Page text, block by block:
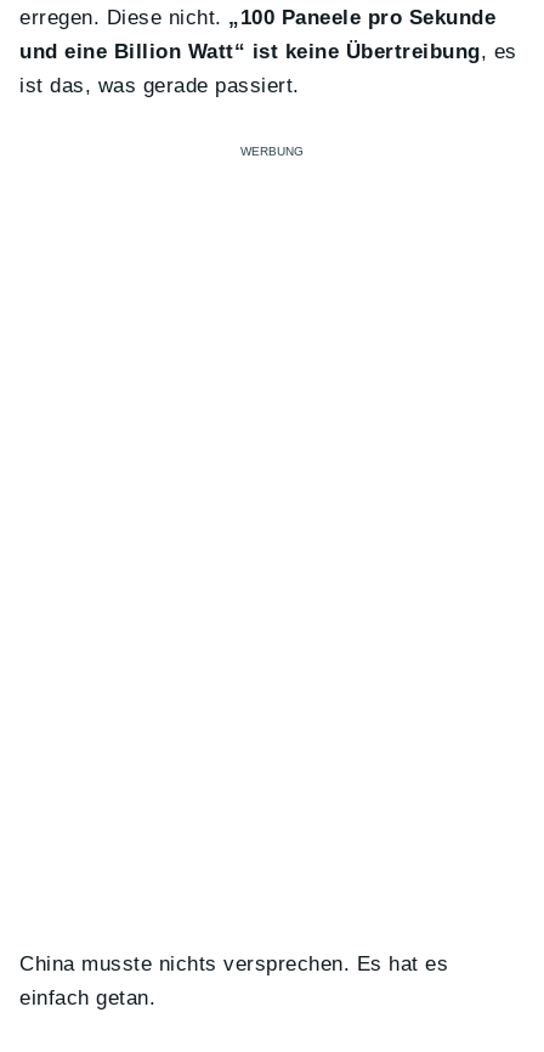
erregen. Diese nicht. „100 Paneele pro Sekunde
und eine Billion Watt“ ist keine Übertreibung, es
ist das, was gerade passiert.
China musste nichts versprechen. Es hat es
einfach getan.